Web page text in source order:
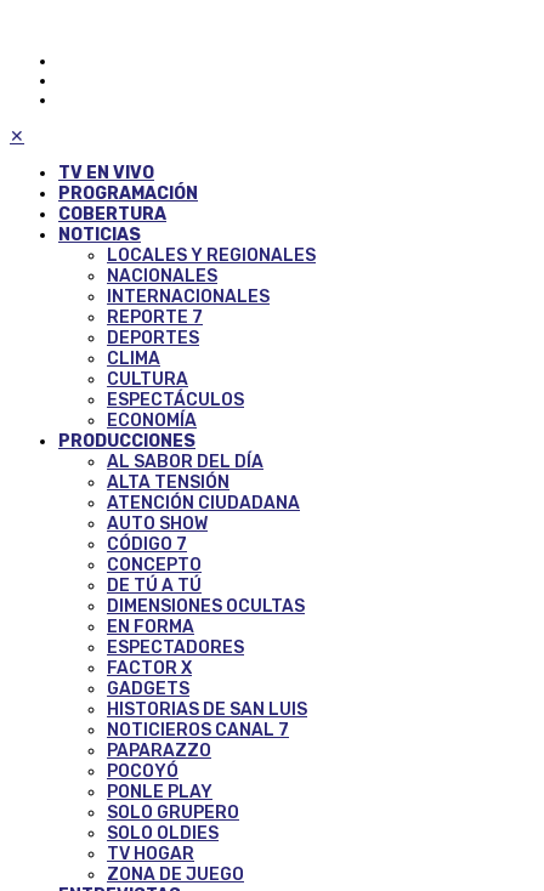
✕
TV EN VIVO
PROGRAMACIÓN
COBERTURA
NOTICIAS
LOCALES Y REGIONALES
NACIONALES
INTERNACIONALES
REPORTE 7
DEPORTES
CLIMA
CULTURA
ESPECTÁCULOS
ECONOMÍA
PRODUCCIONES
AL SABOR DEL DÍA
ALTA TENSIÓN
ATENCIÓN CIUDADANA
AUTO SHOW
CÓDIGO 7
CONCEPTO
DE TÚ A TÚ
DIMENSIONES OCULTAS
EN FORMA
ESPECTADORES
FACTOR X
GADGETS
HISTORIAS DE SAN LUIS
NOTICIEROS CANAL 7
PAPARAZZO
POCOYÓ
PONLE PLAY
SOLO GRUPERO
SOLO OLDIES
TV HOGAR
ZONA DE JUEGO